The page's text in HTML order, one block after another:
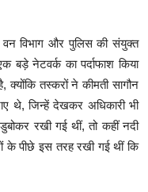
वन विभाग और पुलिस की संयुक्त
बड़े नेटवर्क का पर्दाफाश किया
क्योंकि तस्करों ने कीमती सागौन
थे, जिन्हें देखकर अधिकारी भी
रखी गई थीं, तो कहीं नदी
के पीछे इस तरह रखी गई थीं कि